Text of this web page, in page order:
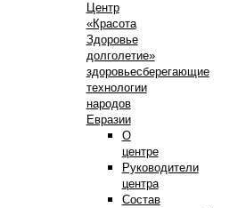
Центр
«Красота
Здоровье
долголетие»
здоровьесберегающие
технологии
народов
Евразии
О
центре
Руководители
центра
Состав